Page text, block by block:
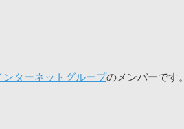
ンターネットグループのメンバーです。